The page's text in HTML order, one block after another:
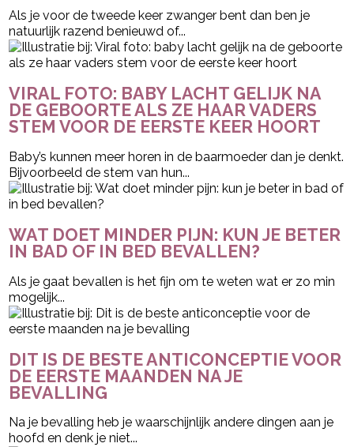
Als je voor de tweede keer zwanger bent dan ben je
natuurlijk razend benieuwd of...
VIRAL FOTO: BABY LACHT GELIJK NA
DE GEBOORTE ALS ZE HAAR VADERS
STEM VOOR DE EERSTE KEER HOORT
Baby’s kunnen meer horen in de baarmoeder dan je denkt.
Bijvoorbeeld de stem van hun...
WAT DOET MINDER PIJN: KUN JE BETER
IN BAD OF IN BED BEVALLEN?
Als je gaat bevallen is het fijn om te weten wat er zo min
mogelijk...
DIT IS DE BESTE ANTICONCEPTIE VOOR
DE EERSTE MAANDEN NA JE
BEVALLING
Na je bevalling heb je waarschijnlijk andere dingen aan je
hoofd en denk je niet...